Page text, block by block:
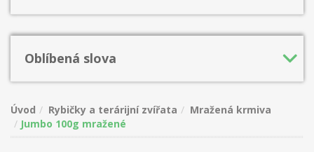
Oblíbená slova
Úvod Rybičky a terárijní zvířata
Mražená krmiva
Jumbo 100g mražené